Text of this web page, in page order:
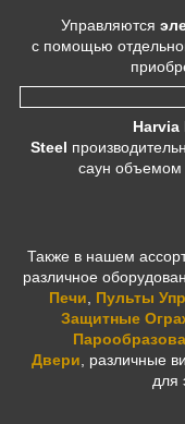
Управляются
c помощью
Harvia
Steel
саун объемом
Также в нашем
различное
Печи, Пульты
Защитные
Двери, различные
для